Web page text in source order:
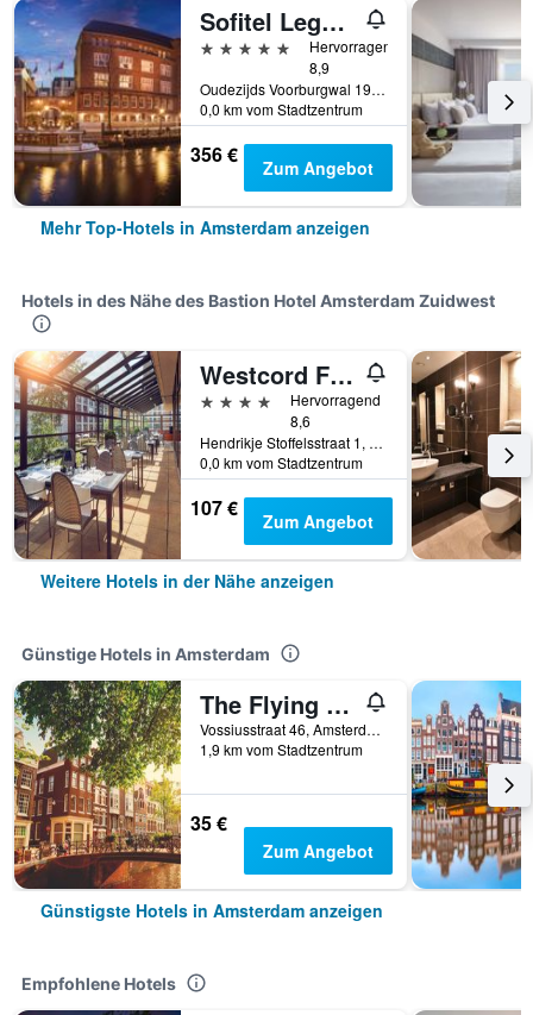
Sofitel Legend The Grand Amsterdam
5 Sterne
Hervorragend
8,9
Oudezijds Voorburgwal 197, Amsterdam, Provinz Nordholland, Niederlande
0,0 km vom Stadtzentrum
356 € Zum Angebot
Mehr Top-Hotels in Amsterdam anzeigen
Hotels in des Nähe des Bastion Hotel Amsterdam Zuidwest
Westcord Fashion Hotel Amsterdam
4 Sterne
Hervorragend
8,6
Hendrikje Stoffelsstraat 1, Amsterdam, Provinz Nordholland, Niederlande
0,0 km vom Stadtzentrum
107 € Zum Angebot
Weitere Hotels in der Nähe anzeigen
Günstige Hotels in Amsterdam
The Flying Pig Uptown Hostel
Vossiusstraat 46, Amsterdam, Provinz Nordholland, Niederlande
1,9 km vom Stadtzentrum
35 €
Zum Angebot
Günstigste Hotels in Amsterdam anzeigen
Empfohlene Hotels